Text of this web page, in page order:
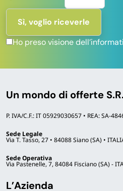
Ho preso visione
Un mondo di offerte
P. IVA/C.F.: IT 05929030657 • REA: SA-
Sede Legale
Via T. Tasso, 27 • 84088 Siano (SA) •
Sede Operativa
Via Pastenelle, 7, 84084 Fisciano (SA) -
L’Azienda